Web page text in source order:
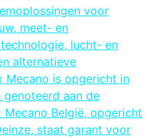
voor
meet- en
lucht- en
alternatieve
Mecano is opgericht in
genoteerd aan de
Mecano België, opgericht
staat garant voor